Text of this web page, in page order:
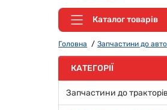
Каталог товарів
Головна Запчастини до
КАТЕГОРІЇ
Запчастини до тракторів